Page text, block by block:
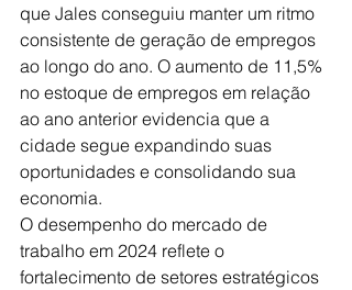
que Jales conseguiu manter um ritmo
consistente de geração de empregos
ao longo do ano. O aumento de 11,5%
no estoque de empregos em relação
ao ano anterior evidencia que a
cidade segue expandindo suas
oportunidades e consolidando sua
economia.
O desempenho do mercado de
trabalho em 2024 reflete o
fortalecimento de setores estratégicos